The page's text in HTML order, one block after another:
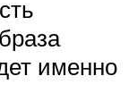
именно